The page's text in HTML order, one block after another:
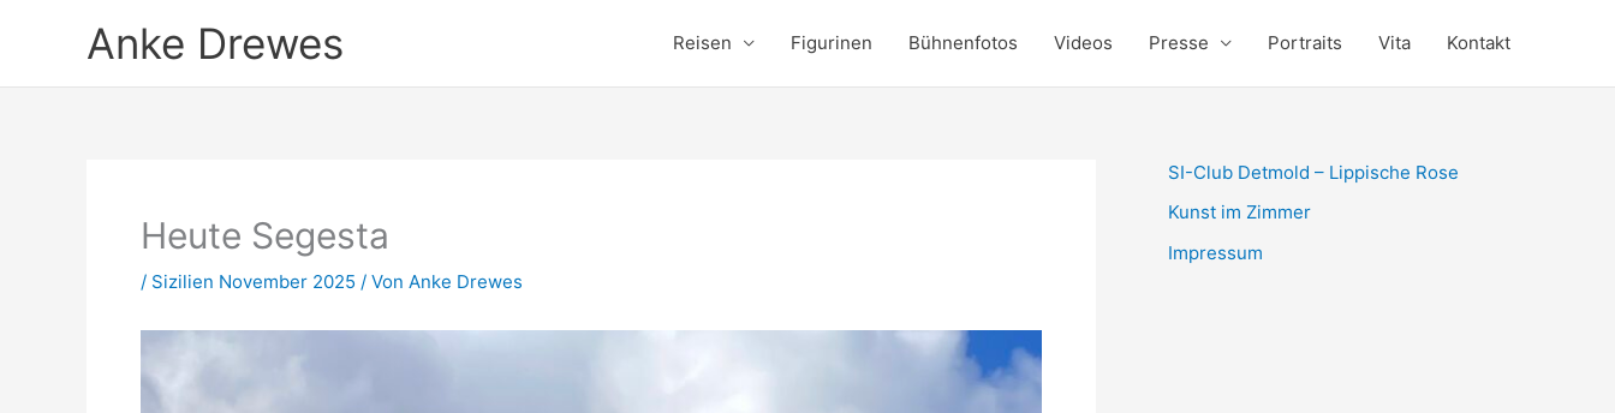
Anke Drewes Reisen Figurinen Bühnenfotos Videos Presse Portraits Vita Kontakt
Heute Segesta
/ Sizilien November 2025 / Von Anke Drewes
SI-Club Detmold – Lippische Rose
Kunst im Zimmer
Impressum